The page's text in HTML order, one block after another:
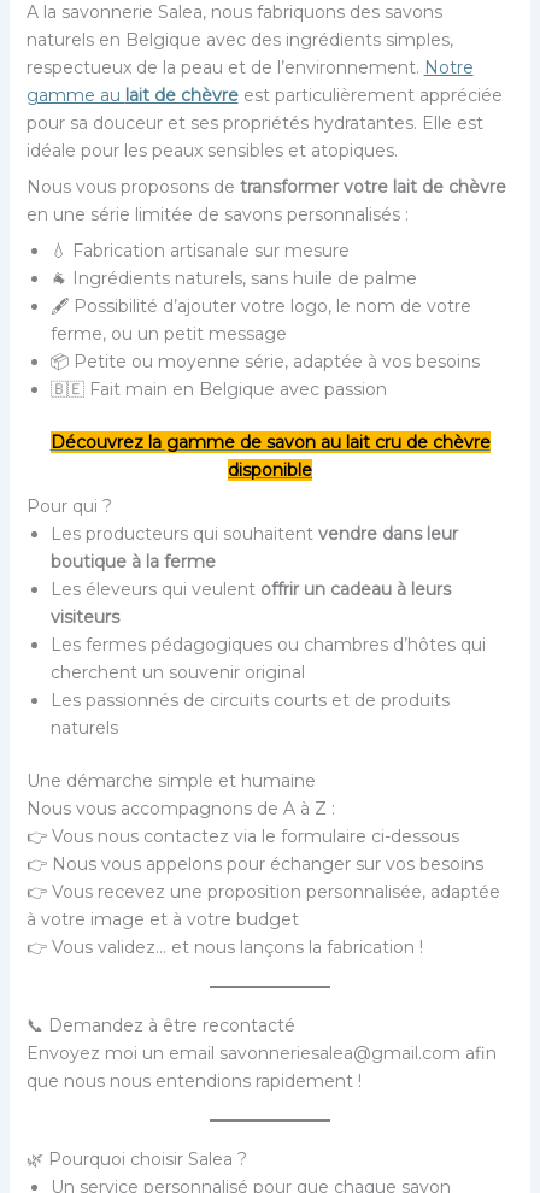
A la savonnerie Salea, nous fabriquons des savons
naturels en Belgique avec des ingrédients simples,
respectueux de la peau et de l’environnement. Notre
gamme au lait de chèvreest particulièrement appréciée
pour sa douceur et ses propriétés hydratantes. Elle est
idéale pour les peaux sensibles et atopiques.
Nous vous proposons de transformer votre lait de chèvre
en une série limitée de savons personnalisés :
💧 Fabrication artisanale sur mesure
🐐 Ingrédients naturels, sans huile de palme
🖋️ Possibilité d’ajouter votre logo, le nom de votre
ferme, ou un petit message
📦 Petite ou moyenne série, adaptée à vos besoins
🇧🇪 Fait main en Belgique avec passion
Découvrez la gamme de savon au lait cru de chèvre
disponible
Pour qui ?
Les producteurs qui souhaitent vendre dans leur
boutique à la ferme
Les éleveurs qui veulent offrir un cadeau à leurs
visiteurs
Les fermes pédagogiques ou chambres d’hôtes qui
cherchent un souvenir original
Les passionnés de circuits courts et de produits
naturels
Une démarche simple et humaine
Nous vous accompagnons de A à Z :
👉 Vous nous contactez via le formulaire ci-dessous
👉 Nous vous appelons pour échanger sur vos besoins
👉 Vous recevez une proposition personnalisée, adaptée
à votre image et à votre budget
👉 Vous validez… et nous lançons la fabrication !
📞 Demandez à être recontacté
Envoyez moi un email savonneriesalea@gmail.com afin
que nous nous entendions rapidement !
🌿 Pourquoi choisir Salea ?
Un service personnalisé pour que chaque savon